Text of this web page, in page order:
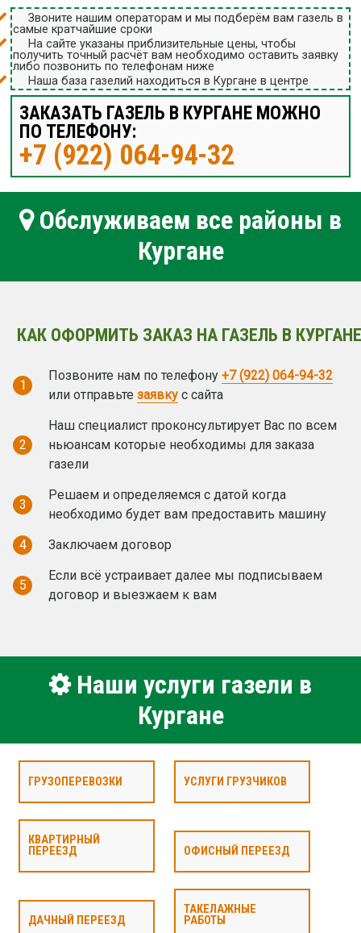
Звоните нашим операторам и мы подберём вам газель в
самые кратчайшие сроки
На сайте указаны приблизительные цены, чтобы
получить точный расчёт вам необходимо оставить заявку
либо позвонить по телефонам ниже
Наша база газелий находиться в Кургане в центре
ЗАКАЗАТЬ ГАЗЕЛЬ В КУРГАНЕ МОЖНО
ПО ТЕЛЕФОНУ:
+7 (922) 064-94-32
Обслуживаем все районы в
Кургане
КАК ОФОРМИТЬ ЗАКАЗ НА ГАЗЕЛЬ В
1
Позвоните нам по телефону +7 (922) 064-94-32
или отправьте заявку с сайта
2
Наш специалист проконсультирует Вас по всем
ньюансам которые необходимы для заказа
газели
3
Решаем и определяемся с датой когда
необходимо будет вам предоставить машину
4
Заключаем договор
5
Если всё устраивает далее мы подписываем
договор и выезжаем к вам
Наши услуги газели в
Кургане
ГРУЗОПЕРЕВОЗКИ УСЛУГИ ГРУЗЧИКОВ
КВАРТИРНЫЙ
ПЕРЕЕЗД
ОФИСНЫЙ ПЕРЕЕЗД
ДАЧНЫЙ ПЕРЕЕЗД
ТАКЕЛАЖНЫЕ
РАБОТЫ